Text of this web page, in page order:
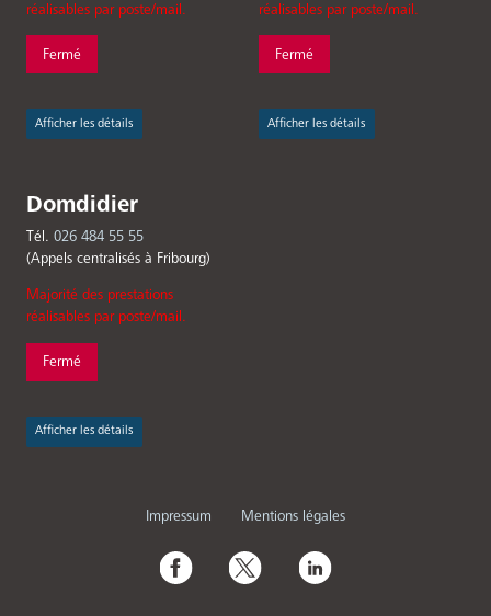
réalisables par poste/mail.
Fermé
Afficher les détails
réalisables par poste/mail.
Fermé
Afficher les détails
Domdidier
Tél. 026 484 55 55
(Appels centralisés à Fribourg)
Majorité des prestations
réalisables par poste/mail.
Fermé
Afficher les détails
Social
de
Impressum Mentions légales